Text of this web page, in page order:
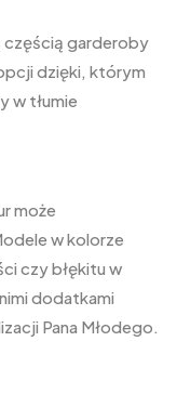
częścią garderoby
dzięki, którym
w tłumie
może
w kolorze
czy błękitu w
dodatkami
Pana Młodego.